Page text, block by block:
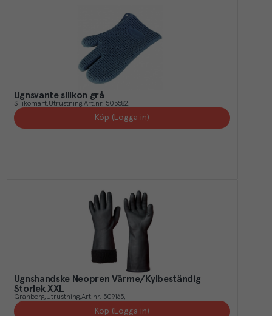
Ugnsvante silikon grå
Silikomart Utrustning Art.nr. 505582
Köp (Logga in)
Ugnshandske Neopren Värme/Kylbeständig
Storlek XXL
Granberg Utrustning Art.nr. 509165
Köp (Logga in)